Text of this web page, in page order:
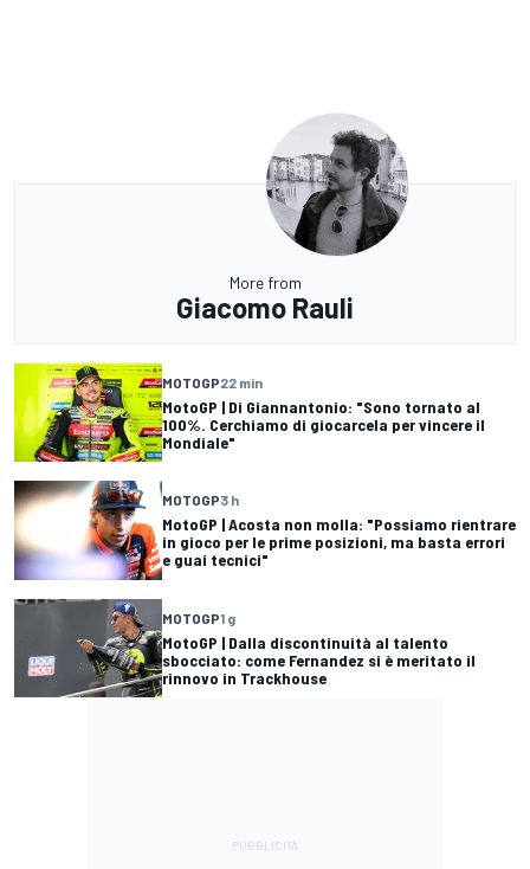
More from
Giacomo Rauli
MOTOGP22 min
MotoGP | Di Giannantonio: "Sono tornato al
100%. Cerchiamo di giocarcela per vincere il
Mondiale"
MOTOGP3 h
MotoGP | Acosta non molla: "Possiamo rientrare
in gioco per le prime posizioni, ma basta errori
e guai tecnici"
MOTOGP1 g
MotoGP | Dalla discontinuità al talento
sbocciato: come Fernandez si è meritato il
rinnovo in Trackhouse